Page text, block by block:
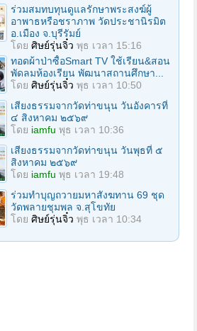
ร่วมสมทบทุนดูแลรักษาพระสงฆ์ผู้
อาพาธหรือชราภาพ วัดประชานิรมิต
อ.เมือง จ.บุรีรัมย์
โดย ศิษย์รุ่นจิ๋ว พุธ เวลา 15:16
ทอดผ้าป่าซื้อSmart TV ใช้เรียน&สอน
พัดลมห้องเรียน พัฒนาสถานศึกษา...
โดย ศิษย์รุ่นจิ๋ว พุธ เวลา 10:50
เสียงธรรมจากวัดท่าขนุน วันอังคารที่
๔ สิงหาคม ๒๕๖๙
โดย iamfu พุธ เวลา 10:36
เสียงธรรมจากวัดท่าขนุน วันพุธที่ ๕
สิงหาคม ๒๕๖๙
โดย iamfu พุธ เวลา 19:48
ร่วมทําบุญถวายมหาสังฆทาน 69 ชุด
วัดพลายชุมพล จ.สุโขทัย
โดย ศิษย์รุ่นจิ๋ว พุธ เวลา 10:34